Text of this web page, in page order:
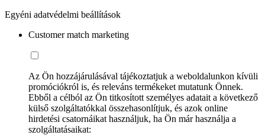
Egyéni adatvédelmi beállítások
Customer match marketing
Az Ön hozzájárulásával tájékoztatjuk a weboldalunkon kívüli
promóciókról is, és releváns termékeket mutatunk Önnek.
Ebből a célból az Ön titkosított személyes adatait a következő
külső szolgáltatókkal összehasonlítjuk, és azok online
hirdetési csatornáikat használjuk, ha Ön már használja a
szolgáltatásaikat: